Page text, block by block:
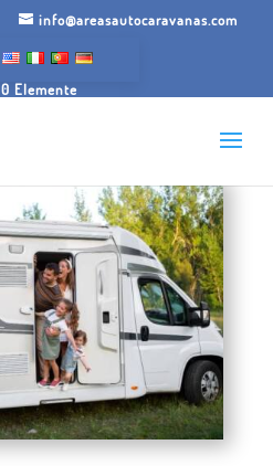
info@areasautocaravanas.com
0 Elemente